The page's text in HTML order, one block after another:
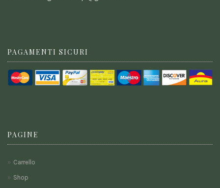
PAGAMENTI SICURI
PAGINE
Carrello
Shop